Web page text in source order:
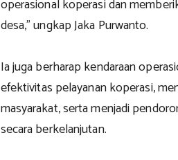
operasional koperasi dan
desa,” ungkap Jaka Purwanto.
Ia juga berharap kendaraan
efektivitas pelayanan koperasi,
masyarakat, serta menjadi
secara berkelanjutan.